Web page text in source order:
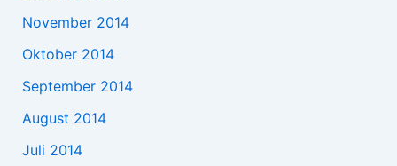
November 2014
Oktober 2014
September 2014
August 2014
Juli 2014